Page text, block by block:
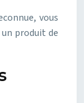
vous
produit de